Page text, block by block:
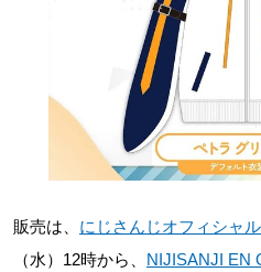
販売は、 にじさんじオフィシャ
（水）12時から、 NIJISANJI EN